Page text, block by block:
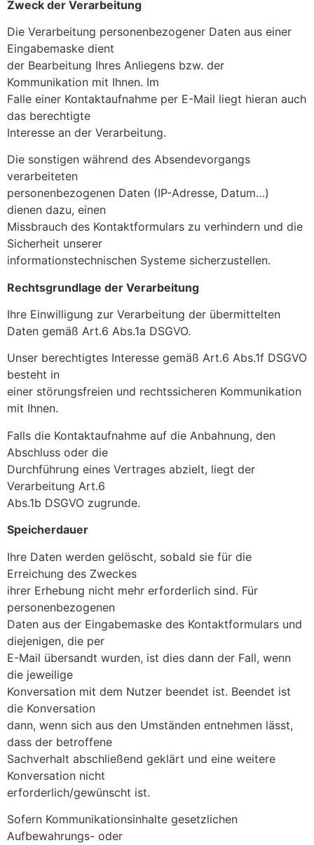
Zweck der Verarbeitung
Die Verarbeitung personenbezogener Daten aus einer
Eingabemaske dient
der Bearbeitung Ihres Anliegens bzw. der
Kommunikation mit Ihnen. Im
Falle einer Kontaktaufnahme per E-Mail liegt hieran auch
das berechtigte
Interesse an der Verarbeitung.
Die sonstigen während des Absendevorgangs
verarbeiteten
personenbezogenen Daten (IP-Adresse, Datum…)
dienen dazu, einen
Missbrauch des Kontaktformulars zu verhindern und die
Sicherheit unserer
informationstechnischen Systeme sicherzustellen.
Rechtsgrundlage der Verarbeitung
Ihre Einwilligung zur Verarbeitung der übermittelten
Daten gemäß Art.6 Abs.1a DSGVO.
Unser berechtigtes Interesse gemäß Art.6 Abs.1f DSGVO
besteht in
einer störungsfreien und rechtssicheren Kommunikation
mit Ihnen.
Falls die Kontaktaufnahme auf die Anbahnung, den
Abschluss oder die
Durchführung eines Vertrages abzielt, liegt der
Verarbeitung Art.6
Abs.1b DSGVO zugrunde.
Speicherdauer
Ihre Daten werden gelöscht, sobald sie für die
Erreichung des Zweckes
ihrer Erhebung nicht mehr erforderlich sind. Für
personenbezogenen
Daten aus der Eingabemaske des Kontaktformulars und
diejenigen, die per
E-Mail übersandt wurden, ist dies dann der Fall, wenn
die jeweilige
Konversation mit dem Nutzer beendet ist. Beendet ist
die Konversation
dann, wenn sich aus den Umständen entnehmen lässt,
dass der betroffene
Sachverhalt abschließend geklärt und eine weitere
Konversation nicht
erforderlich/gewünscht ist.
Sofern Kommunikationsinhalte gesetzlichen
Aufbewahrungs- oder